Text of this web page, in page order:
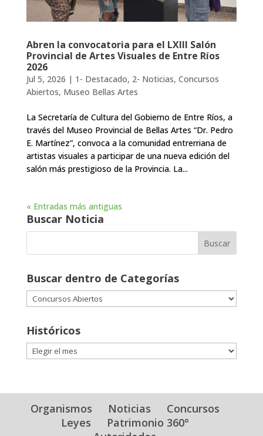
Abren la convocatoria para el LXIII Salón
Provincial de Artes Visuales de Entre Ríos
2026
Jul 5, 2026 | 1- Destacado, 2- Noticias, Concursos
Abiertos, Museo Bellas Artes
La Secretaría de Cultura del Gobierno de Entre Ríos, a
través del Museo Provincial de Bellas Artes “Dr. Pedro
E. Martínez”, convoca a la comunidad entrerriana de
artistas visuales a participar de una nueva edición del
salón más prestigioso de la Provincia. La...
« Entradas más antiguas
Buscar Noticia
Buscar dentro de Categorías
Buscar
dentro
Categorías
Históricos
Históricos
Organismos Noticias
Concursos
Leyes
Patrimonio 360°